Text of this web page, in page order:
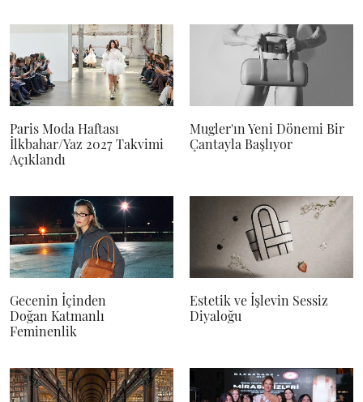
Paris Moda Haftası
İlkbahar/Yaz 2027 Takvimi
Açıklandı
Mugler'ın Yeni Dönemi Bir
Çantayla Başlıyor
Gecenin İçinden
Doğan Katmanlı
Feminenlik
Estetik ve İşlevin Sessiz
Diyaloğu